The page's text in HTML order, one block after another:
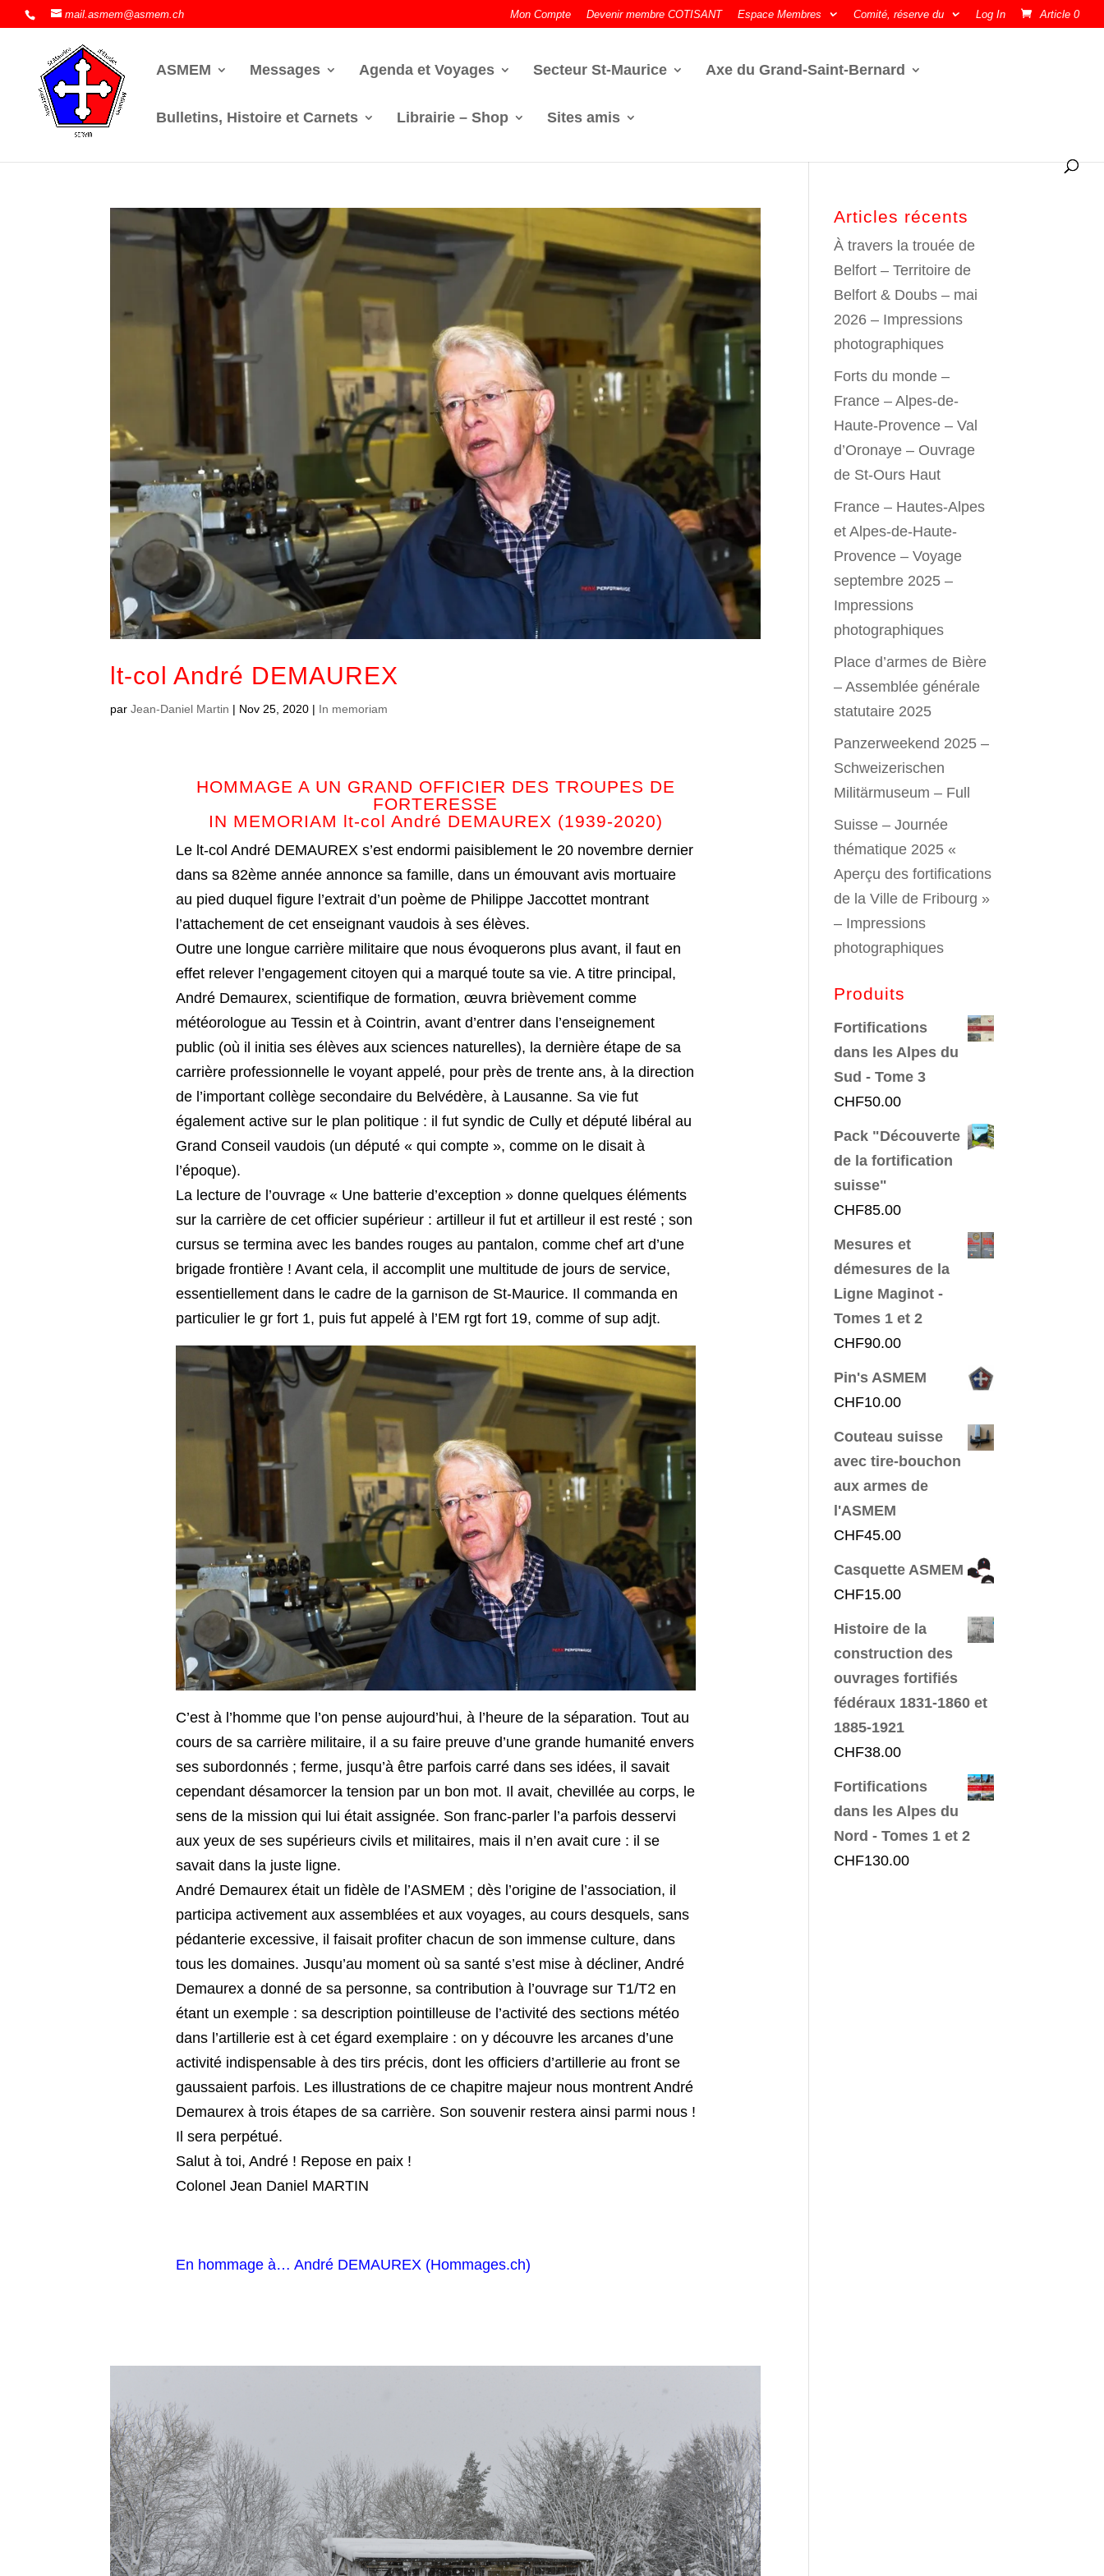
mail.asmem@asmem.ch Mon Compte Devenir membre COTISANT Espace Membres Comité, réserve du Log In Article 0
ASMEM Messages Agenda et Voyages Secteur St-Maurice Axe du Grand-Saint-Bernard
Bulletins, Histoire et Carnets Librairie – Shop Sites amis
lt-col André DEMAUREX
parJean-Daniel Martin | Nov 25, 2020 | In memoriam
HOMMAGE A UN GRAND OFFICIER DES TROUPES DE
FORTERESSE
IN MEMORIAM lt-col André DEMAUREX (1939-2020)
Le lt-col André DEMAUREX s’est endormi paisiblement le 20 novembre dernier
dans sa 82ème année annonce sa famille, dans un émouvant avis mortuaire
au pied duquel figure l’extrait d’un poème de Philippe Jaccottet montrant
l’attachement de cet enseignant vaudois à ses élèves.
Outre une longue carrière militaire que nous évoquerons plus avant, il faut en
effet relever l’engagement citoyen qui a marqué toute sa vie. A titre principal,
André Demaurex, scientifique de formation, œuvra brièvement comme
météorologue au Tessin et à Cointrin, avant d’entrer dans l’enseignement
public (où il initia ses élèves aux sciences naturelles), la dernière étape de sa
carrière professionnelle le voyant appelé, pour près de trente ans, à la direction
de l’important collège secondaire du Belvédère, à Lausanne. Sa vie fut
également active sur le plan politique : il fut syndic de Cully et député libéral au
Grand Conseil vaudois (un député « qui compte », comme on le disait à
l’époque).
La lecture de l’ouvrage « Une batterie d’exception » donne quelques éléments
sur la carrière de cet officier supérieur : artilleur il fut et artilleur il est resté ; son
cursus se termina avec les bandes rouges au pantalon, comme chef art d’une
brigade frontière ! Avant cela, il accomplit une multitude de jours de service,
essentiellement dans le cadre de la garnison de St-Maurice. Il commanda en
particulier le gr fort 1, puis fut appelé à l’EM rgt fort 19, comme of sup adjt.
C’est à l’homme que l’on pense aujourd’hui, à l’heure de la séparation. Tout au
cours de sa carrière militaire, il a su faire preuve d’une grande humanité envers
ses subordonnés ; ferme, jusqu’à être parfois carré dans ses idées, il savait
cependant désamorcer la tension par un bon mot. Il avait, chevillée au corps, le
sens de la mission qui lui était assignée. Son franc-parler l’a parfois desservi
aux yeux de ses supérieurs civils et militaires, mais il n’en avait cure : il se
savait dans la juste ligne.
André Demaurex était un fidèle de l’ASMEM ; dès l’origine de l’association, il
participa activement aux assemblées et aux voyages, au cours desquels, sans
pédanterie excessive, il faisait profiter chacun de son immense culture, dans
tous les domaines. Jusqu’au moment où sa santé s’est mise à décliner, André
Demaurex a donné de sa personne, sa contribution à l’ouvrage sur T1/T2 en
étant un exemple : sa description pointilleuse de l’activité des sections météo
dans l’artillerie est à cet égard exemplaire : on y découvre les arcanes d’une
activité indispensable à des tirs précis, dont les officiers d’artillerie au front se
gaussaient parfois. Les illustrations de ce chapitre majeur nous montrent André
Demaurex à trois étapes de sa carrière. Son souvenir restera ainsi parmi nous !
Il sera perpétué.
Salut à toi, André ! Repose en paix !
Colonel Jean Daniel MARTIN
En hommage à… André DEMAUREX (Hommages.ch)
Articles récents
À travers la trouée de
Belfort – Territoire de
Belfort & Doubs – mai
2026 – Impressions
photographiques
Forts du monde –
France – Alpes-de-
Haute-Provence – Val
d’Oronaye – Ouvrage
de St-Ours Haut
France – Hautes-Alpes
et Alpes-de-Haute-
Provence – Voyage
septembre 2025 –
Impressions
photographiques
Place d’armes de Bière
– Assemblée générale
statutaire 2025
Panzerweekend 2025 –
Schweizerischen
Militärmuseum – Full
Suisse – Journée
thématique 2025 «
Aperçu des fortifications
de la Ville de Fribourg »
– Impressions
photographiques
Produits
Fortifications
dans les Alpes du
Sud - Tome 3
CHF50.00
Pack "Découverte
de la fortification
suisse"
CHF85.00
Mesures et
démesures de la
Ligne Maginot -
Tomes 1 et 2
CHF90.00
Pin's ASMEM
CHF10.00
Couteau suisse
avec tire-bouchon
aux armes de
l'ASMEM
CHF45.00
Casquette ASMEM
CHF15.00
Histoire de la
construction des
ouvrages fortifiés
fédéraux 1831-1860 et
1885-1921
CHF38.00
Fortifications
dans les Alpes du
Nord - Tomes 1 et 2
CHF130.00